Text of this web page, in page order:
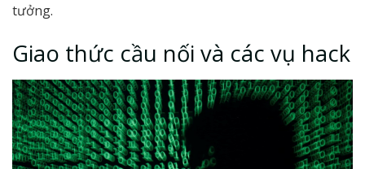
tưởng.
Giao thức cầu nối và các vụ hack